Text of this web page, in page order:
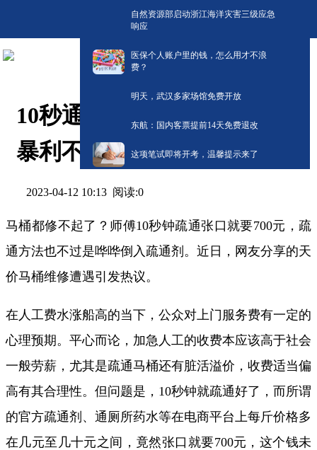
自然资源部启动浙江海洋灾害三级应急
响应
医保个人账户里的钱，怎么用才不浪
费？
明天，武汉多家场馆免费开放
东航：国内客票提前14天免费退改
这项笔试即将开考，温馨提示来了
10秒通马桶700元？小修小补
暴利不能等闲视之
2023-04-12 10:13 阅读:0
马桶都修不起了？师傅10秒钟疏通张口就要700元，疏
通方法也不过是哗哗倒入疏通剂。近日，网友分享的天
价马桶维修遭遇引发热议。
在人工费水涨船高的当下，公众对上门服务费有一定的
心理预期。平心而论，加急人工的收费本应该高于社会
一般劳薪，尤其是疏通马桶还有脏活溢价，收费适当偏
高有其合理性。但问题是，10秒钟就疏通好了，而所谓
的官方疏通剂、通厕所药水等在电商平台上每斤价格多
在几元至几十元之间，竟然张口就要700元，这个钱未